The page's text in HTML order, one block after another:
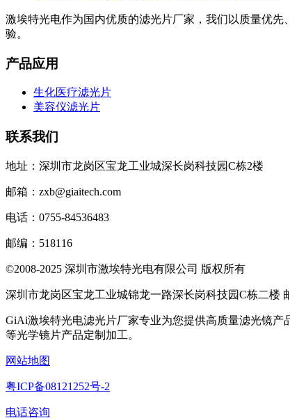
激埃特光电作为国内优质的滤光片厂家，我们以质量优
验。
产品应用
生化医疗滤光片
美容仪滤光片
联系我们
地址：深圳市龙岗区宝龙工业城深长岗科技园C栋2楼
邮箱：zxb@giaitech.com
电话：0755-84536483
邮编：518116
©2008-2025 深圳市激埃特光电有限公司 版权所有
深圳市龙岗区宝龙工业城锦龙一路深长岗科技园C栋二楼
GiAi激埃特光电滤光片厂家专业为您提供高质量滤光镜
等光学镜片产品定制加工。
网站地图
粤ICP备08121252号-2
电话咨询